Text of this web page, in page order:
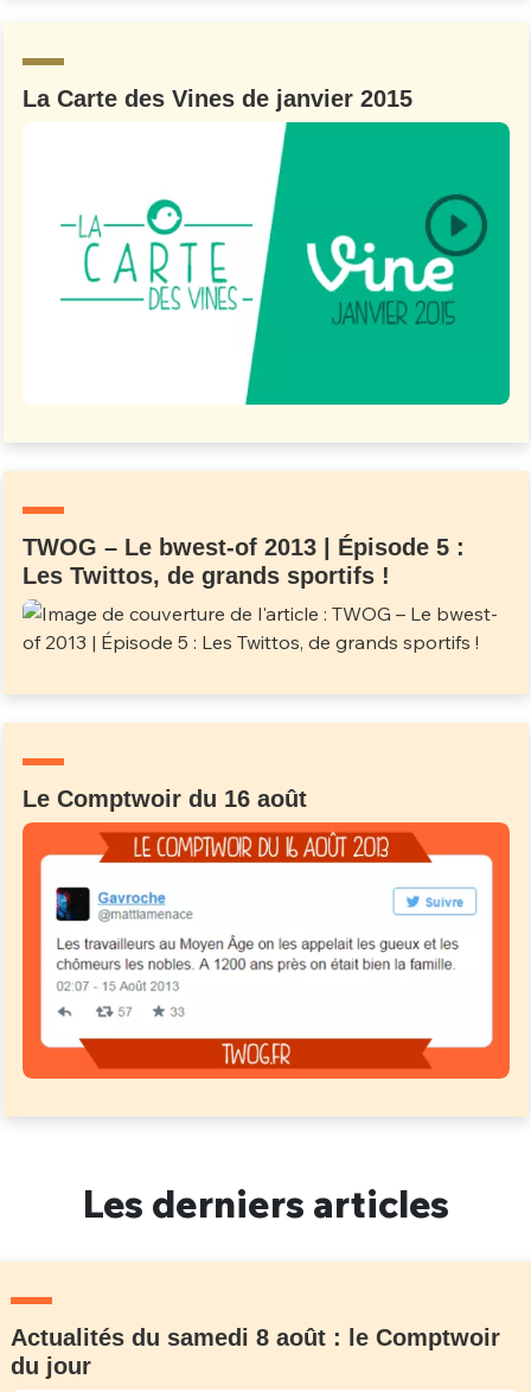
La Carte des Vines de janvier 2015
TWOG – Le bwest-of 2013 | Épisode 5 :
Les Twittos, de grands sportifs !
Le Comptwoir du 16 août
Les derniers articles
Actualités du samedi 8 août : le Comptwoir
du jour
C'EST PARTI